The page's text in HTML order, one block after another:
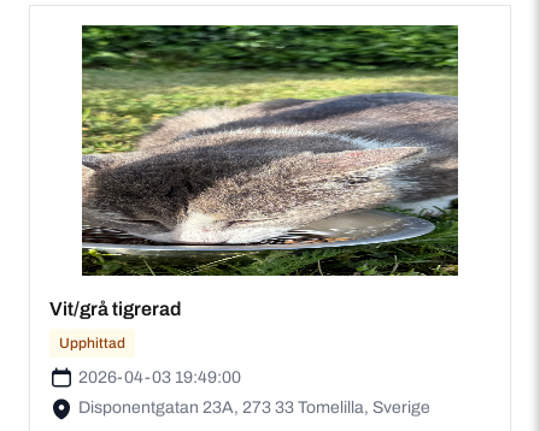
Vit/grå tigrerad
Upphittad
2026-04-03 19:49:00
Disponentgatan 23A, 273 33 Tomelilla, Sverige